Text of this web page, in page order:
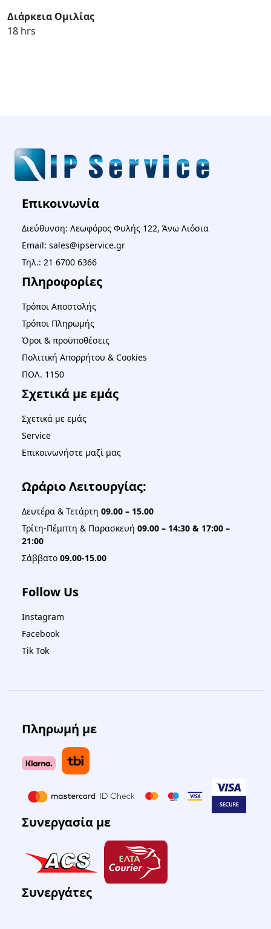
Διάρκεια Ομιλίας
18 hrs
Επικοινωνία
Διεύθυνση: Λεωφόρος Φυλής 122, Άνω Λιόσια
Email: sales@ipservice.gr
Τηλ.: 21 6700 6366
Πληροφορίες
Τρόποι Αποστολής
Τρόποι Πληρωμής
Όροι & προϋποθέσεις
Πολιτική Απορρήτου & Cookies
ΠΟΛ. 1150
Σχετικά με εμάς
Σχετικά με εμάς
Service
Επικοινωνήστε μαζί μας
Ωράριο Λειτουργίας:
Δευτέρα & Τετάρτη 09.00 – 15.00
Τρίτη-Πέμπτη & Παρασκευή 09.00 – 14:30 & 17:00 –
21:00
Σάββατο 09.00-15.00
Follow Us
Instagram
Facebook
Tik Tok
Πληρωμή με
Συνεργασία με
Συνεργάτες